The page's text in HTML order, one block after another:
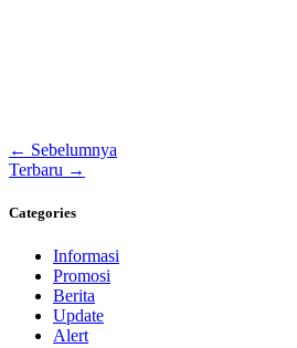
← Sebelumnya
Terbaru →
Categories
Informasi
Promosi
Berita
Update
Alert